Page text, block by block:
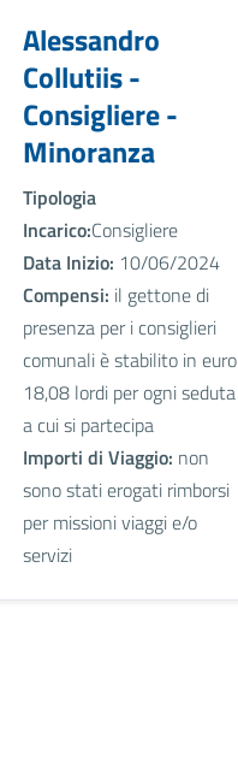
Alessandro
Collutiis -
Consigliere -
Minoranza
Tipologia
Incarico:Consigliere
Data Inizio: 10/06/2024
Compensi: il gettone di
presenza per i consiglieri
comunali è stabilito in euro
18,08 lordi per ogni seduta
a cui si partecipa
Importi di Viaggio: non
sono stati erogati rimborsi
per missioni viaggi e/o
servizi